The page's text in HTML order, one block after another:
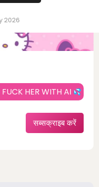
FUCK HER WITH AI
सब्सक्राइब करें
2026